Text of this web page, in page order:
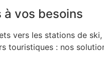
vos besoins
vers les stations de ski,
touristiques : nos